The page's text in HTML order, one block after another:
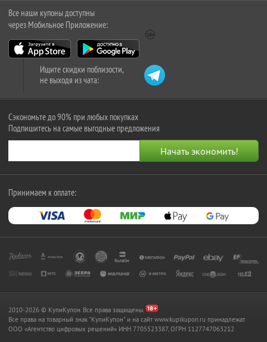
Все наши купоны доступны
через Мобильное Приложение:
Ищите скидки поблизости,
не выходя из чата:
Сэкономьте до 90% при любых покупках
Подпишитесь на самые выгодные предложения
Принимаем к оплате:
2010-2026 © КупиКупон. Все права защищены.
Все права на товарный знак "КупиКупон" и на сайт www.kupikupon.ru принадлежат
OOO «Агентство цифровых решений» ИНН 7705523387, ОГРН 1127747063212